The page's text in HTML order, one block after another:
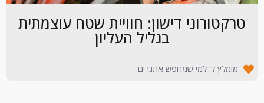
טרקטורוני דישון: חוויית שטח עוצמתית
בגליל העליון
מומלץ ל: למי שמחפש אתגרים